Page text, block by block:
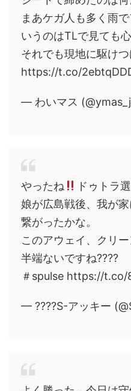
まあケガ人も多く雨
いうのはTLで見ても
それでも現地に駆け
https://t.co/
— わいマス
やったね
ドゥトラ
娘が広島戦後、我が
繋がったかな。
このアウェイ、クリ
半端ないですね????
＃spulse https://t.co/
— ????S-アッキー